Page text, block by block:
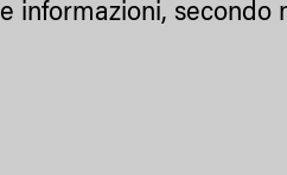
informazioni, secondo